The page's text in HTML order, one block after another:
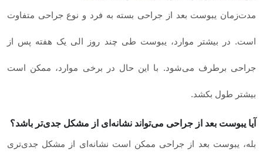
مدت‌زمان یبوست بعد از جراحی بسته به فرد و نوع جراحی متفاوت
است. در بیشتر موارد، یبوست طی چند روز الی یک هفته پس از
جراحی برطرف می‌شود. با این‌ حال در برخی موارد، ممکن است
بیشتر طول بکشد.
آیا یبوست بعد از جراحی می‌تواند نشانه‌ای از مشکل جدی‌تر باشد؟
بله، یبوست بعد از جراحی ممکن است نشانه‌ای از مشکل جدی‌تری